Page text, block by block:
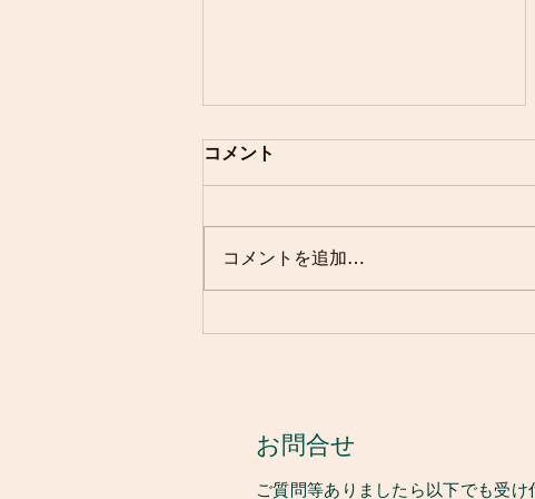
本日のシェアハウス🎶
コメント
コメントを追加…
お問合せ
ご質問等ありましたら以下でも受け